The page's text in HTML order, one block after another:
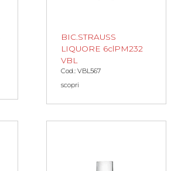
BIC.STRAUSS
LIQUORE 6clPM232
VBL
Cod.: VBL567
scopri